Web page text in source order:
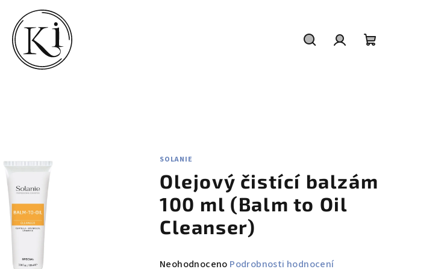
SOLANIE
Olejový čistící balzám
100 ml (Balm to Oil
Cleanser)
Průměrné
Neohodnoceno Podrobnosti hodnocení